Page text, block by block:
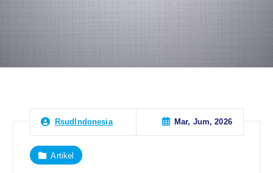
RsudIndonesia Mar, Jum, 2026
Artikel